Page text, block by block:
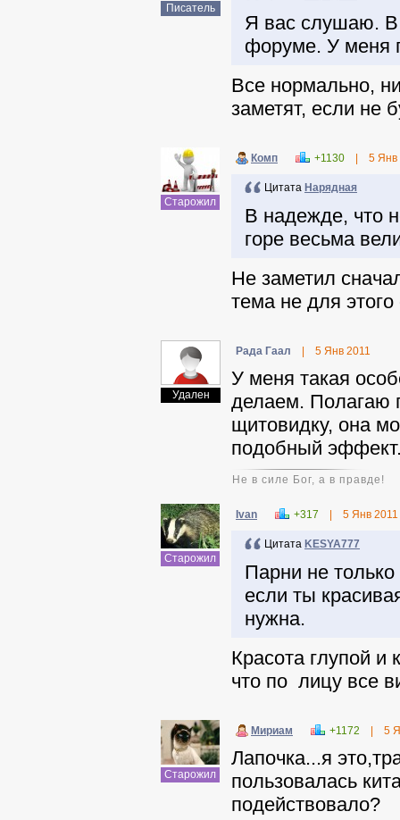
Писатель
Я вас слушаю. В
форуме. У меня
Все нормально,
заметят, если не
Старожил
Комп +1130 5 Янв
Цитата Нарядная
В надежде, что
горе весьма
Не заметил
тема не для
Удален
Рада Гаал 5 Янв 2011
У меня такая
делаем. Полагаю
щитовидку, она
подобный
Не в силе Бог, а в правде!
Старожил
Ivan +317 5 Янв 2011
Цитата KESYA777
Парни не
если ты
нужна.
Красота глупой и
что по лицу все
Старожил
Мириам +1172 5
Лапочка...я
пользовалась
подействовало?